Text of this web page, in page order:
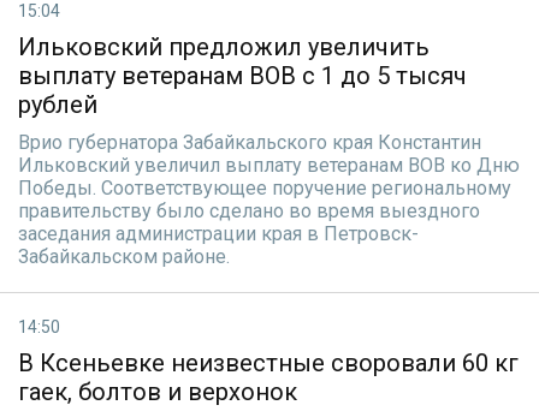
15:04
Ильковский предложил увеличить
выплату ветеранам ВОВ с 1 до 5 тысяч
рублей
Врио губернатора Забайкальского края Константин
Ильковский увеличил выплату ветеранам ВОВ ко Дню
Победы. Соответствующее поручение региональному
правительству было сделано во время выездного
заседания администрации края в Петровск-
Забайкальском районе.
14:50
В Ксеньевке неизвестные своровали 60 кг
гаек, болтов и верхонок